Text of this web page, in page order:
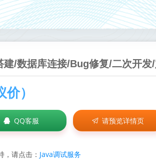
/数据库连接/Bug修复/二次开发
）
QQ客服 请预览详情页
，请点击： Java调试服务